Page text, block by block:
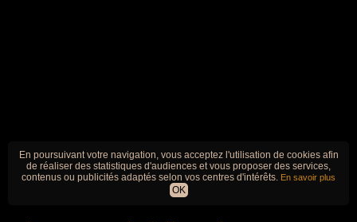
En poursuivant votre navigation, vous acceptez l'utilisation de cookies afin
de réaliser des statistiques d'audiences et vous proposer des services,
contenus ou publicités adaptés selon vos centres d'intérêts. En savoir plus
OK